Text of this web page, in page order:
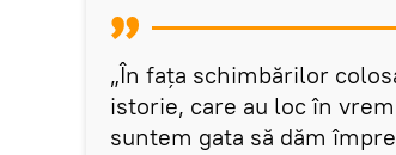
„În fața schimbărilor
istorie, care au loc în
suntem gata să dăm